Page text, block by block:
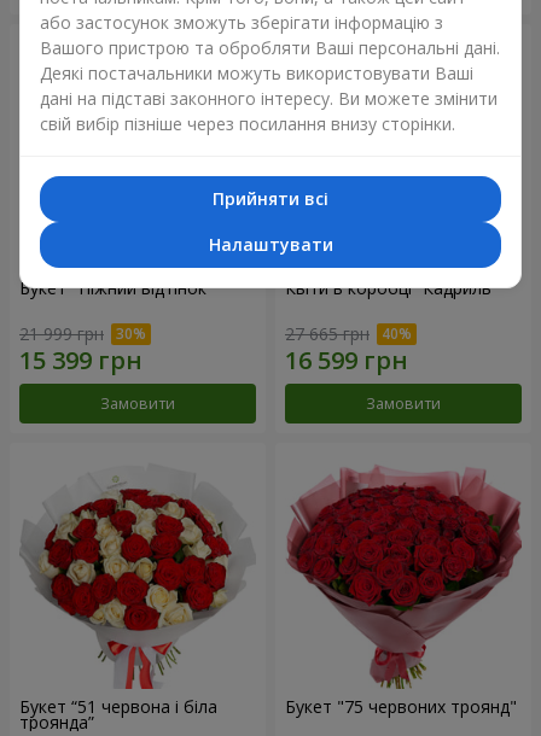
Букет "Ніжний відтінок"
21 999 грн
Замовити
Квіти в коробці “Кадриль”
27 665 грн
Замовити
Букет “51 червона і біла
троянда”
Букет "75 червоних троянд"
або застосунок зможуть зберігати інформацію з
Вашого пристрою та обробляти Ваші персональні дані.
Деякі постачальники можуть використовувати Ваші
дані на підставі законного інтересу. Ви можете змінити
свій вибір пізніше через посилання внизу сторінки.
Прийняти всі
Налаштувати